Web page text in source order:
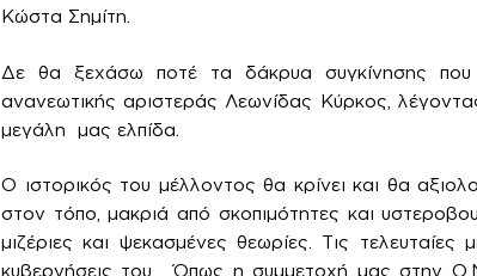
Κώστα Σημίτη.
Δε θα ξεχάσω ποτέ τα δάκρυα συγκίνησης
ανανεωτικής αριστεράς Λεωνίδας Κύρκος,
μεγάλη μας ελπίδα.
Ο ιστορικός του μέλλοντος θα κρίνει και θα
στον τόπο, μακριά από σκοπιμότητες και
μιζέριες και ψεκασμένες θεωρίες. Τις
κυβερνήσεις του. Όπως η συμμετοχή μας στην